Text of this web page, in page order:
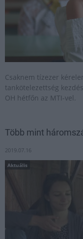
Csaknem tízezer
tankötelezettség
OH hétfőn az MTI-vel.
Több mint
2019.07.16
Aktuális